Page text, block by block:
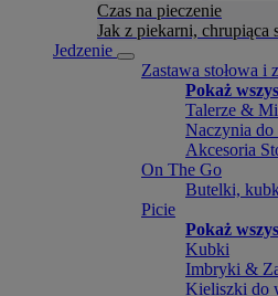
Czas na pieczenie
Jak z piekarni, chrupiąca
Jedzenie
Zastawa stołowa i
Pokaż
Talerze &
Naczynia do
Akcesoria
On The Go
Butelki,
Picie
Pokaż
Kubki
Imbryki &
Kieliszki do